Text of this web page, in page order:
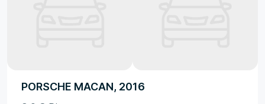
PORSCHE MACAN, 2016